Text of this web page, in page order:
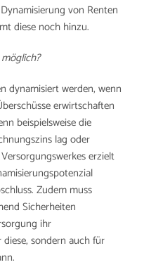
von Renten
diese noch hinzu.
dynamisiert werden, wenn
erwirtschaften
beispielsweise die
lag oder
erzielt
Zudem muss
Sicherheiten
ihr
sondern auch für